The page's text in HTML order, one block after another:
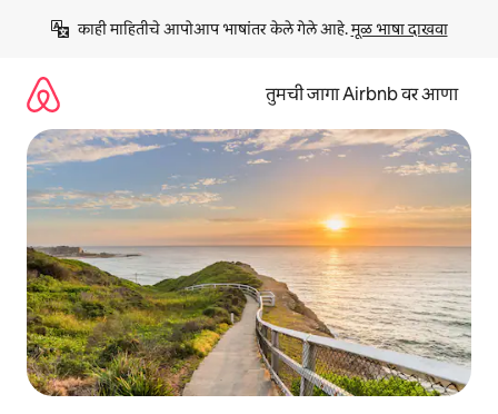
काही माहितीचे आपोआप भाषांतर केले गेले आहे. मूळ भाषा दाखवा
तुमची जागा Airbnb वर आणा